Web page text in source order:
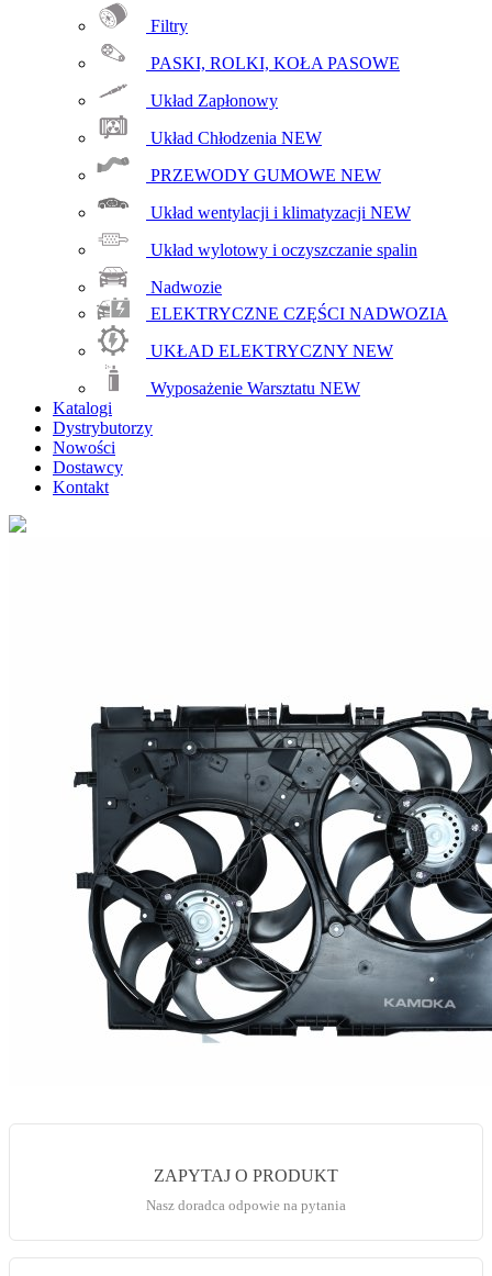
Filtry
PASKI, ROLKI, KOŁA PASOWE
Układ Zapłonowy
Układ Chłodzenia NEW
PRZEWODY GUMOWE NEW
Układ wentylacji i klimatyzacji NEW
Układ wylotowy i oczyszczanie spalin
Nadwozie
ELEKTRYCZNE CZĘŚCI NADWOZIA
UKŁAD ELEKTRYCZNY NEW
Wyposażenie Warsztatu NEW
Katalogi
Dystrybutorzy
Nowości
Dostawcy
Kontakt
ZAPYTAJ O PRODUKT
Nasz doradca odpowie na pytania